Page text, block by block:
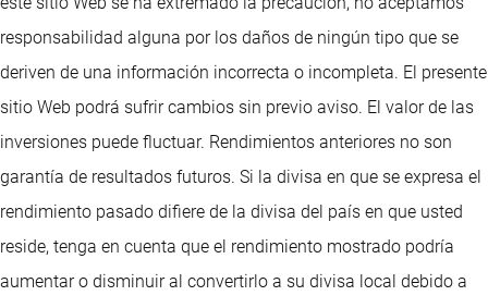
responsabilidad alguna por los daños de ningún tipo que se
deriven de una información incorrecta o incompleta. El presente
sitio Web podrá sufrir cambios sin previo aviso. El valor de las
inversiones puede fluctuar. Rendimientos anteriores no son
garantía de resultados futuros. Si la divisa en que se expresa el
rendimiento pasado difiere de la divisa del país en que usted
reside, tenga en cuenta que el rendimiento mostrado podría
aumentar o disminuir al convertirlo a su divisa local debido a